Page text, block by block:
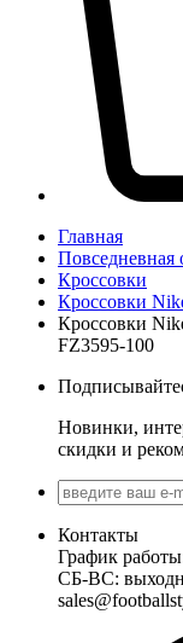
Главная
Повседневная
Кроссовки
Кроссовки
Кроссовки
FZ3595-100
Новинки,
скидки и
Контакты
График
СБ-ВС: